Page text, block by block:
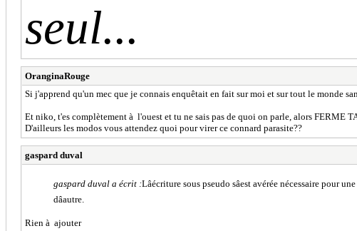
seul...
OranginaRouge
Si j'apprend qu'un mec que je connais enquêtait en fait sur moi et sur tout le monde
Et niko, t'es complètement à l'ouest et tu ne sais pas de quoi on parle, alors FERME
D'ailleurs les modos vous attendez quoi pour virer ce connard parasite??
gaspard duval
gaspard duval a écrit :Lâécriture sous pseudo sâest avérée nécessaire
dâautre.
Rien à ajouter